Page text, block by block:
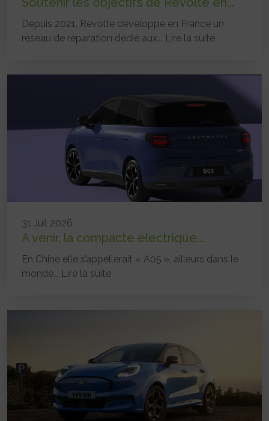
Depuis 2021, Revolte développe en France un
réseau de réparation dédié aux... Lire la suite
31 Juil 2026
A venir, la compacte électrique...
En Chine elle s’appellerait « A05 », ailleurs dans le
monde... Lire la suite